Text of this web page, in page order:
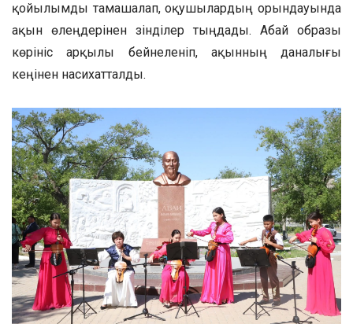
қойылымды тамашалап, оқушылардың орындауында
ақын өлеңдерінен үзінділер тыңдады. Абай образы
көрініс арқылы бейнеленіп, ақынның даналығы
кеңінен насихатталды.